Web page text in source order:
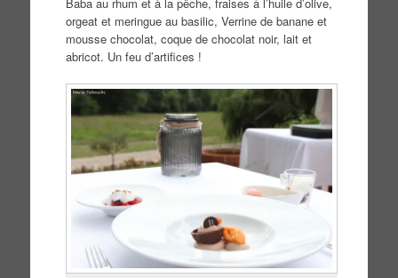
orgeat et meringue au basilic, Verrine de banane et
mousse chocolat, coque de chocolat noir, lait et
abricot. Un feu d’artifices !